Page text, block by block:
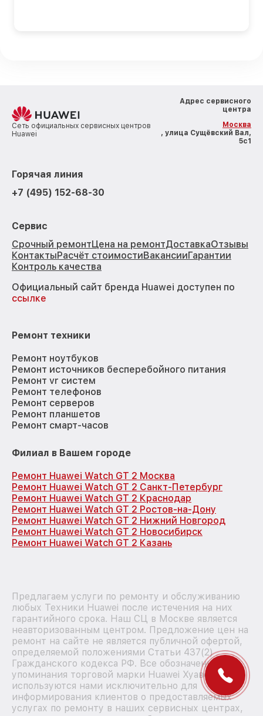
Сеть официальных сервисных центров
Huawei
Адрес сервисного
центра
Москва
, улица Сущёвский Вал,
5с1
Горячая линия
+7 (495) 152-68-30
Сервис
Срочный ремонтЦена на ремонтДоставкаОтзывы
КонтактыРасчёт стоимостиВакансииГарантии
Контроль качества
Официальный сайт бренда Huawei доступен по
ссылке
Ремонт техники
Ремонт ноутбуков
Ремонт источников бесперебойного питания
Ремонт vr систем
Ремонт телефонов
Ремонт серверов
Ремонт планшетов
Ремонт смарт-часов
Филиал в Вашем городе
Ремонт Huawei Watch GT 2 Москва
Ремонт Huawei Watch GT 2 Санкт-Петербург
Ремонт Huawei Watch GT 2 Краснодар
Ремонт Huawei Watch GT 2 Ростов-на-Дону
Ремонт Huawei Watch GT 2 Нижний Новгород
Ремонт Huawei Watch GT 2 Новосибирск
Ремонт Huawei Watch GT 2 Казань
Предлагаем услуги по ремонту и обслуживанию
любых Техники Huawei после истечения на них
гарантийного срока. Наш СЦ в Москве является
неавторизованным центром. Предложение цен на
ремонт на сайте не является публичной офертой,
определяемой положениями Статьи 437(2)
Гражданского кодекса РФ. Все обозначения и
упоминания торговой марки Huawei Хуавей
используются нами исключительно для
информирования клиентов о предоставляемых
услугах по ремонту в наших сервисных центрах,